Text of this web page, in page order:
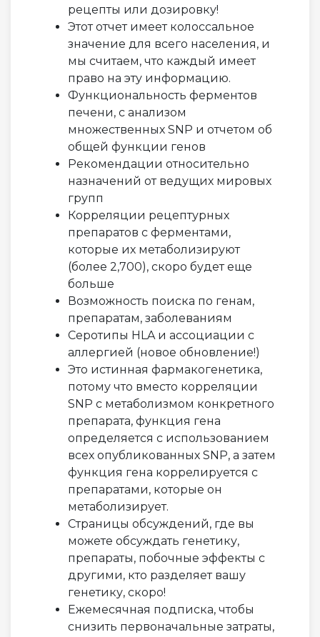
рецепты или дозировку!
Этот отчет имеет колоссальное
значение для всего населения, и
мы считаем, что каждый имеет
право на эту информацию.
Функциональность ферментов
печени, с анализом
множественных SNP и отчетом об
общей функции генов
Рекомендации относительно
назначений от ведущих мировых
групп
Корреляции рецептурных
препаратов с ферментами,
которые их метаболизируют
(более 2,700), скоро будет еще
больше
Возможность поиска по генам,
препаратам, заболеваниям
Серотипы HLA и ассоциации с
аллергией (новое обновление!)
Это истинная фармакогенетика,
потому что вместо корреляции
SNP с метаболизмом конкретного
препарата, функция гена
определяется с использованием
всех опубликованных SNP, а затем
функция гена коррелируется с
препаратами, которые он
метаболизирует.
Страницы обсуждений, где вы
можете обсуждать генетику,
препараты, побочные эффекты с
другими, кто разделяет вашу
генетику, скоро!
Ежемесячная подписка, чтобы
снизить первоначальные затраты,